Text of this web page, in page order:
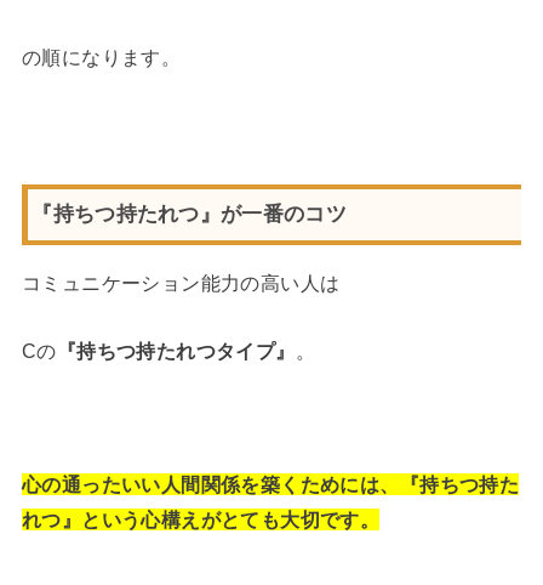
の順になります。
『持ちつ持たれつ』が一番のコツ
コミュニケーション能力の高い人は
Cの 『持ちつ持たれつタイプ』 。
心の通ったいい人間関係を築くためには、
『持ちつ持た
れつ』という心構えがとても大切です。